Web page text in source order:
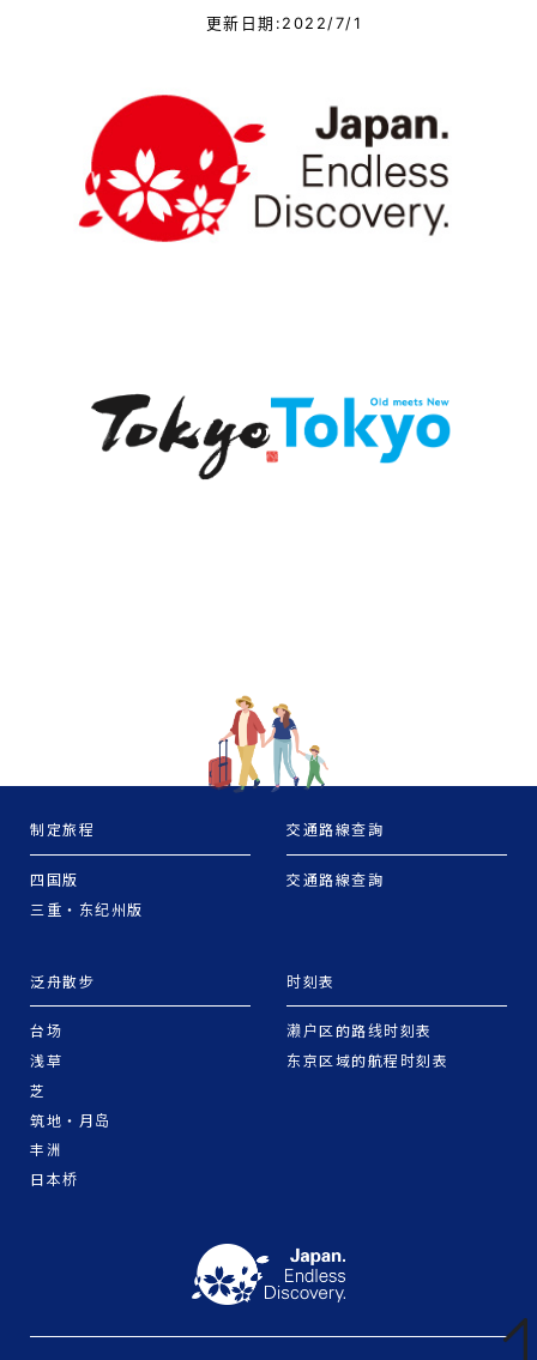
更新日期:2022/7/1
制定旅程
四国版
三重・东纪州版
交通路線查詢
交通路線查詢
泛舟散步
台场
浅草
芝
筑地・月岛
丰洲
日本桥
时刻表
濑户区的路线时刻表
东京区域的航程时刻表